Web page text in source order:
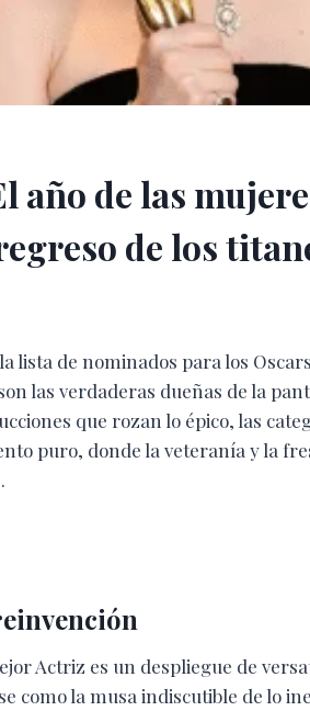
año de las
de los
lista de nominados para los
las verdaderas dueñas de la
que rozan lo épico, las
puro, donde la veteranía y la
Actriz es un despliegue de
como la musa indiscutible de lo